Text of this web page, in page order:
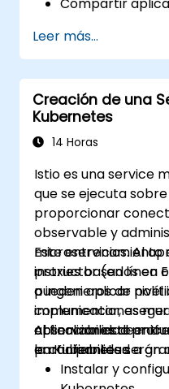
Ejecutar
guardadas
Gestionar las
Helm.
Leer más...
Creación de una
Kubernetes
14 Horas
Istio es una service
que se ejecuta
proporcionar
observable y
microservicios. Al
proxies basados en
pueden aplicar
comunicaciones
observabilidad
la confiabilidad a
Este entrenamiento
instructor (en línea
a ingenieros de
implementar,
aplicaciones de
en Kubernetes.
Al finalizar este
participantes serán
Instalar y